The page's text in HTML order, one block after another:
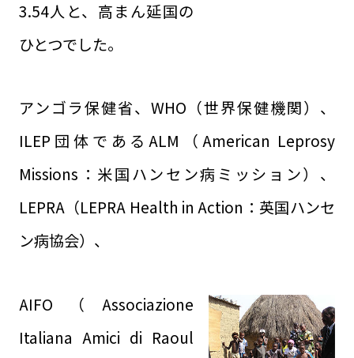
3.54人と、高まん延国の
ひとつでした。
アンゴラ保健省、WHO（世界保健機関）、
ILEP団体であるALM（American Leprosy
Missions：米国ハンセン病ミッション）、
LEPRA（LEPRA Health in Action：英国ハンセ
ン病協会）、
AIFO（Associazione
Italiana Amici di Raoul